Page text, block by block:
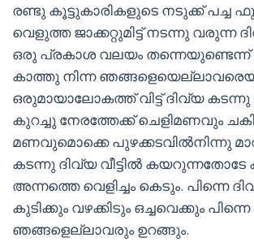
രണ്ടു കൂട്ടുകാരികളുടെ നടുക്ക് പച്ച
വെളുത്ത ജാക്കറ്റുമിട്ട് നടന്നു വരുന്ന
ഒരു പ്രകാശ വലയം തന്നെയുണ്ടെന്ന്
കാത്തു നിന്ന
ഒരുമായാലോകത്ത് വിട്ട് ദിവ്യ
കുറച്ചു നേരത്തേക്ക് ചെളിമണവും
മണവുമൊക്കെ പുഴക്കടവിൽനിന്നു
കടന്നു ദിവ്യ വീട്ടിൽ കയറുന്നതോടേ
അന്നത്തെ വെളിച്ചം കെടും. പിന്നെ
കുടിക്കും വഴക്കിടും ഒച്ചവെക്കും
ഞങ്ങളെല്ലാവരും ഉറങ്ങും.